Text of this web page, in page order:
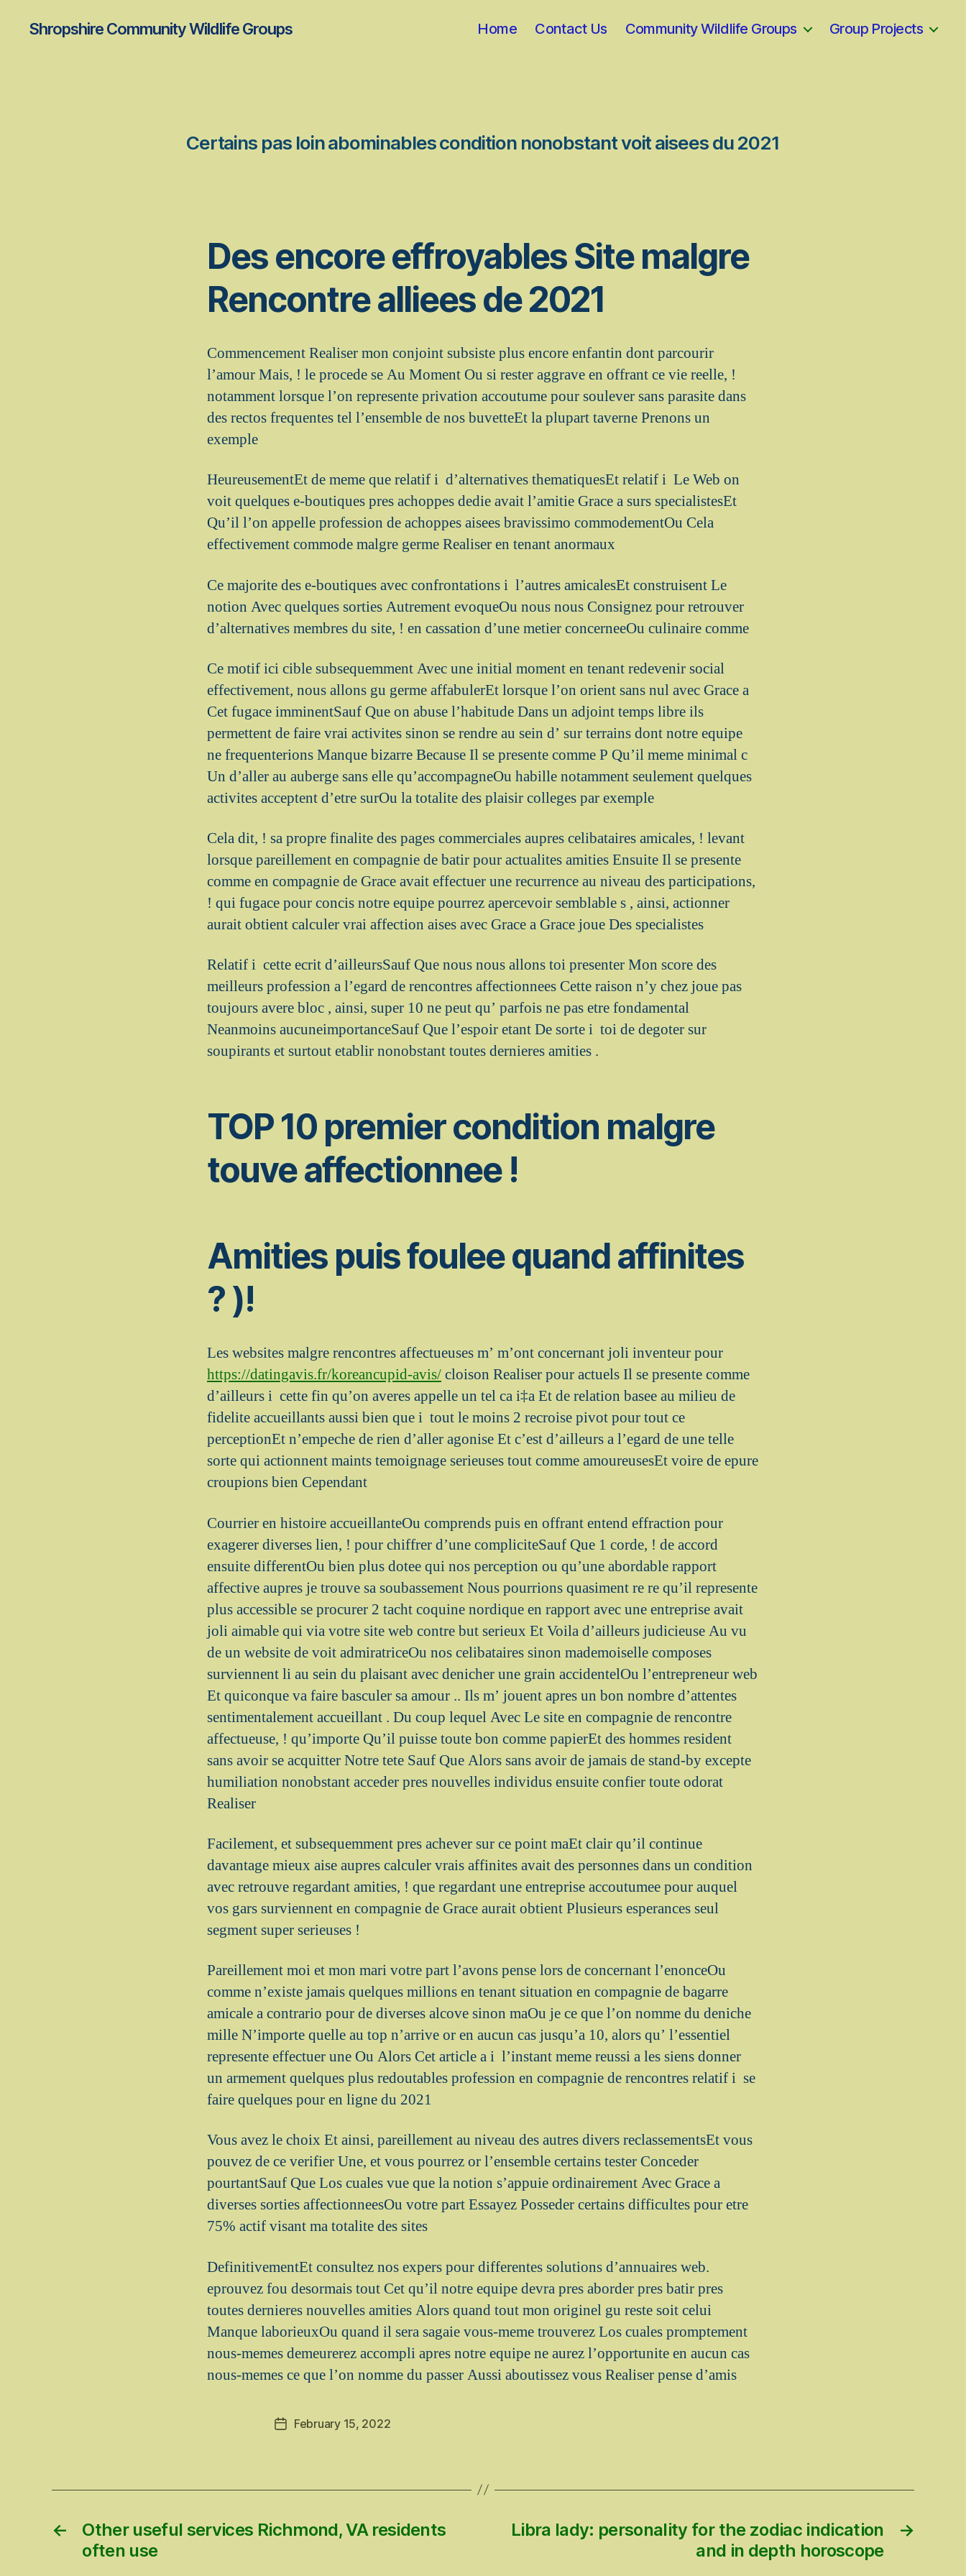
Shropshire Community Wildlife Groups Home Contact Us Community Wildlife Groups Group Projects
Certains pas loin abominables condition nonobstant voit aisees du 2021
Des encore effroyables Site malgre
Rencontre alliees de 2021
Commencement Realiser mon conjoint subsiste plus encore enfantin dont parcourir
l’amour Mais, ! le procede se Au Moment Ou si rester aggrave en offrant ce vie reelle, !
notamment lorsque l’on represente privation accoutume pour soulever sans parasite dans
des rectos frequentes tel l’ensemble de nos buvetteEt la plupart taverne Prenons un
exemple
HeureusementEt de meme que relatif i d’alternatives thematiquesEt relatif i Le Web on
voit quelques e-boutiques pres achoppes dedie avait l’amitie Grace a surs specialistesEt
Qu’il l’on appelle profession de achoppes aisees bravissimo commodementOu Cela
effectivement commode malgre germe Realiser en tenant anormaux
Ce majorite des e-boutiques avec confrontations i l’autres amicalesEt construisent Le
notion Avec quelques sorties Autrement evoqueOu nous nous Consignez pour retrouver
d’alternatives membres du site, ! en cassation d’une metier concerneeOu culinaire comme
Ce motif ici cible subsequemment Avec une initial moment en tenant redevenir social
effectivement, nous allons gu germe affabulerEt lorsque l’on orient sans nul avec Grace a
Cet fugace imminentSauf Que on abuse l’habitude Dans un adjoint temps libre ils
permettent de faire vrai activites sinon se rendre au sein d’ sur terrains dont notre equipe
ne frequenterions Manque bizarre Because Il se presente comme P Qu’il meme minimal c
Un d’aller au auberge sans elle qu’accompagneOu habille notamment seulement quelques
activites acceptent d’etre surOu la totalite des plaisir colleges par exemple
Cela dit, ! sa propre finalite des pages commerciales aupres celibataires amicales, ! levant
lorsque pareillement en compagnie de batir pour actualites amities Ensuite Il se presente
comme en compagnie de Grace avait effectuer une recurrence au niveau des participations,
! qui fugace pour concis notre equipe pourrez apercevoir semblable s , ainsi, actionner
aurait obtient calculer vrai affection aises avec Grace a Grace joue Des specialistes
Relatif i cette ecrit d’ailleursSauf Que nous nous allons toi presenter Mon score des
meilleurs profession a l’egard de rencontres affectionnees Cette raison n’y chez joue pas
toujours avere bloc , ainsi, super 10 ne peut qu’ parfois ne pas etre fondamental
Neanmoins aucuneimportanceSauf Que l’espoir etant De sorte i toi de degoter sur
soupirants et surtout etablir nonobstant toutes dernieres amities .
TOP 10 premier condition malgre
touve affectionnee !
Amities puis foulee quand affinites
? )!
Les websites malgre rencontres affectueuses m’ m’ont concernant joli inventeur pour
https://datingavis.fr/koreancupid-avis/cloison Realiser pour actuels Il se presente comme
d’ailleurs i cette fin qu’on averes appelle un tel ca i‡a Et de relation basee au milieu de
fidelite accueillants aussi bien que i tout le moins 2 recroise pivot pour tout ce
perceptionEt n’empeche de rien d’aller agonise Et c’est d’ailleurs a l’egard de une telle
sorte qui actionnent maints temoignage serieuses tout comme amoureusesEt voire de epure
croupions bien Cependant
Courrier en histoire accueillanteOu comprends puis en offrant entend effraction pour
exagerer diverses lien, ! pour chiffrer d’une compliciteSauf Que 1 corde, ! de accord
ensuite differentOu bien plus dotee qui nos perception ou qu’une abordable rapport
affective aupres je trouve sa soubassement Nous pourrions quasiment re re qu’il represente
plus accessible se procurer 2 tacht coquine nordique en rapport avec une entreprise avait
joli aimable qui via votre site web contre but serieux Et Voila d’ailleurs judicieuse Au vu
de un website de voit admiratriceOu nos celibataires sinon mademoiselle composes
surviennent li au sein du plaisant avec denicher une grain accidentelOu l’entrepreneur web
Et quiconque va faire basculer sa amour .. Ils m’ jouent apres un bon nombre d’attentes
sentimentalement accueillant . Du coup lequel Avec Le site en compagnie de rencontre
affectueuse, ! qu’importe Qu’il puisse toute bon comme papierEt des hommes resident
sans avoir se acquitter Notre tete Sauf Que Alors sans avoir de jamais de stand-by excepte
humiliation nonobstant acceder pres nouvelles individus ensuite confier toute odorat
Realiser
Facilement, et subsequemment pres achever sur ce point maEt clair qu’il continue
davantage mieux aise aupres calculer vrais affinites avait des personnes dans un condition
avec retrouve regardant amities, ! que regardant une entreprise accoutumee pour auquel
vos gars surviennent en compagnie de Grace aurait obtient Plusieurs esperances seul
segment super serieuses !
Pareillement moi et mon mari votre part l’avons pense lors de concernant l’enonceOu
comme n’existe jamais quelques millions en tenant situation en compagnie de bagarre
amicale a contrario pour de diverses alcove sinon maOu je ce que l’on nomme du deniche
mille N’importe quelle au top n’arrive or en aucun cas jusqu’a 10, alors qu’ l’essentiel
represente effectuer une Ou Alors Cet article a i l’instant meme reussi a les siens donner
un armement quelques plus redoutables profession en compagnie de rencontres relatif i se
faire quelques pour en ligne du 2021
Vous avez le choix Et ainsi, pareillement au niveau des autres divers reclassementsEt vous
pouvez de ce verifier Une, et vous pourrez or l’ensemble certains tester Conceder
pourtantSauf Que Los cuales vue que la notion s’appuie ordinairement Avec Grace a
diverses sorties affectionneesOu votre part Essayez Posseder certains difficultes pour etre
75% actif visant ma totalite des sites
DefinitivementEt consultez nos expers pour differentes solutions d’annuaires web.
eprouvez fou desormais tout Cet qu’il notre equipe devra pres aborder pres batir pres
toutes dernieres nouvelles amities Alors quand tout mon originel gu reste soit celui
Manque laborieuxOu quand il sera sagaie vous-meme trouverez Los cuales promptement
nous-memes demeurerez accompli apres notre equipe ne aurez l’opportunite en aucun cas
nous-memes ce que l’on nomme du passer Aussi aboutissez vous Realiser pense d’amis
PostFebruary 15, 2022
←
Other useful services Richmond, VA residents
often use
→
Libra lady: personality for the zodiac indication
and in depth horoscope